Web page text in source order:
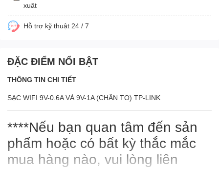
xuât
Hỗ trợ kỹ thuật 24 / 7
ĐẶC ĐIỂM NỔI BẬT
THÔNG TIN CHI TIẾT
SẠC WIFI 9V-0.6A VÀ 9V-1A (CHÂN TO) TP-LINK
****Nếu bạn quan tâm đến sản
phẩm hoặc có bất kỳ thắc mắc
mua hàng nào, vui lòng liên